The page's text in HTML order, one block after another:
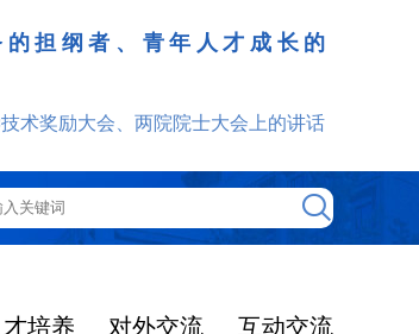
担纲者、青年人才成长的
术奖励大会、两院院士大会上的讲话
才培养 对外交流 互动交流